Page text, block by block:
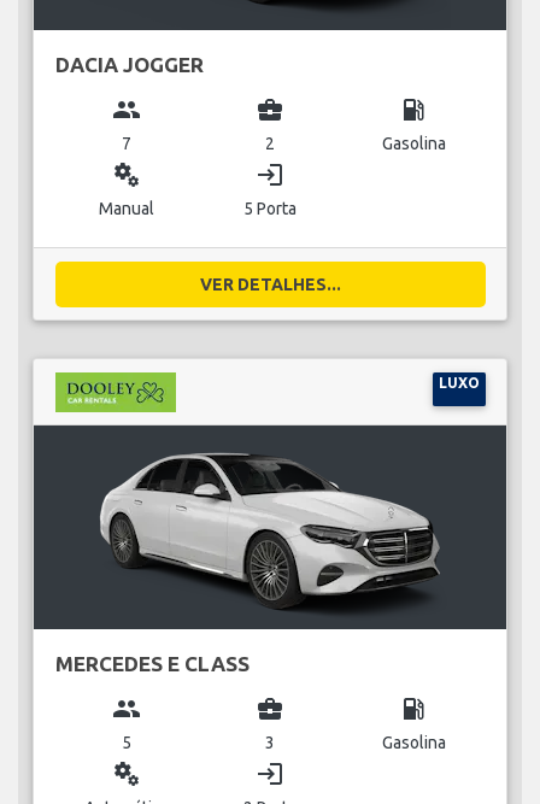
DACIA JOGGER
group
7
business_center
2
local_gas_station
Gasolina
miscellaneous_services
Manual
login
5 Porta
VER DETALHES...
LUXO
MERCEDES E CLASS
group
5
business_center
3
local_gas_station
Gasolina
miscellaneous_services login